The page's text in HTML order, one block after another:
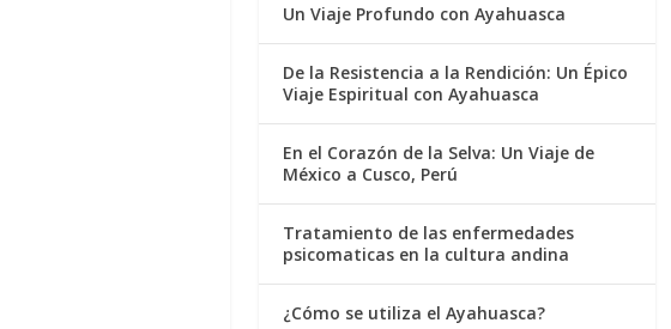
Un Viaje Profundo con Ayahuasca
De la Resistencia a la Rendición: Un Épico
Viaje Espiritual con Ayahuasca
En el Corazón de la Selva: Un Viaje de
México a Cusco, Perú
Tratamiento de las enfermedades
psicomaticas en la cultura andina
¿Cómo se utiliza el Ayahuasca?